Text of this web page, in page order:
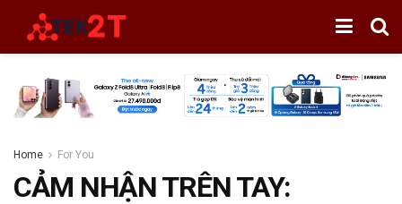
Home For You
CẢM NHẬN TRÊN TAY: